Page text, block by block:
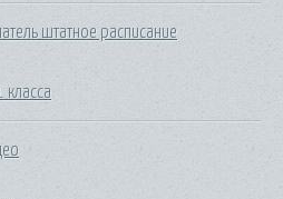
штатное расписание
класса